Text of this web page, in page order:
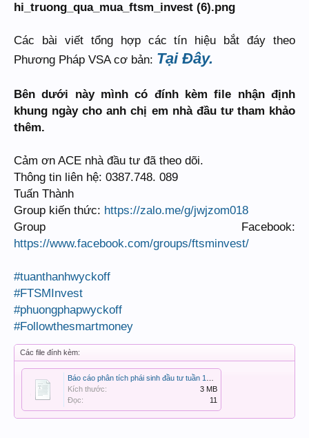
Các bài viết tổng hợp các tín hiệu bắt đáy theo
Phương Pháp VSA cơ bản: Tại Đây.
Bên dưới này mình có đính kèm file nhận định
khung ngày cho anh chị em nhà đầu tư tham khảo
thêm.
Cảm ơn ACE nhà đầu tư đã theo dõi.
Thông tin liên hệ: 0387.748. 089
Tuấn Thành
Group kiến thức: https://zalo.me/g/jwjzom018
Group Facebook:
https://www.facebook.com/groups/ftsminvest/
#tuanthanhwyckoff
#FTSMInvest
#phuongphapwyckoff
#Followthesmartmoney
Các file đính kèm:
Kích thước:
3 MB
Đọc:
11